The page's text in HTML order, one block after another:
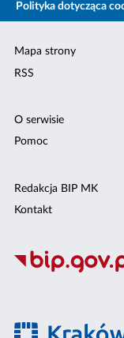
Polityka dotycząca
Mapa strony
RSS
O serwisie
Pomoc
Redakcja BIP MK
Kontakt